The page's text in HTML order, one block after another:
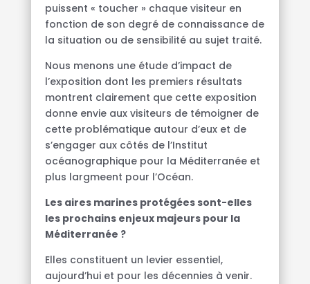
puissent « toucher » chaque visiteur en
fonction de son degré de connaissance de
la situation ou de sensibilité au sujet traité.
Nous menons une étude d’impact de
l’exposition dont les premiers résultats
montrent clairement que cette exposition
donne envie aux visiteurs de témoigner de
cette problématique autour d’eux et de
s’engager aux côtés de l’Institut
océanographique pour la Méditerranée et
plus largmeent pour l’Océan.
Les aires marines protégées sont-elles
les prochains enjeux majeurs pour la
Méditerranée ?
Elles constituent un levier essentiel,
aujourd’hui et pour les décennies à venir.